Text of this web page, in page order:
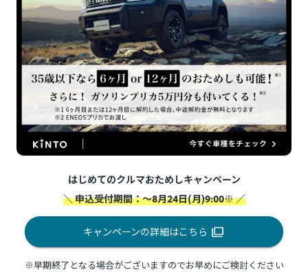
はじめてのクルマおためしキャンペーン
＼ 申込受付期間：～8月24日(月)9:00※ ／
キャンペーンの詳細はこちら
※早期終了となる場合がございますのでお早めにご検討ください